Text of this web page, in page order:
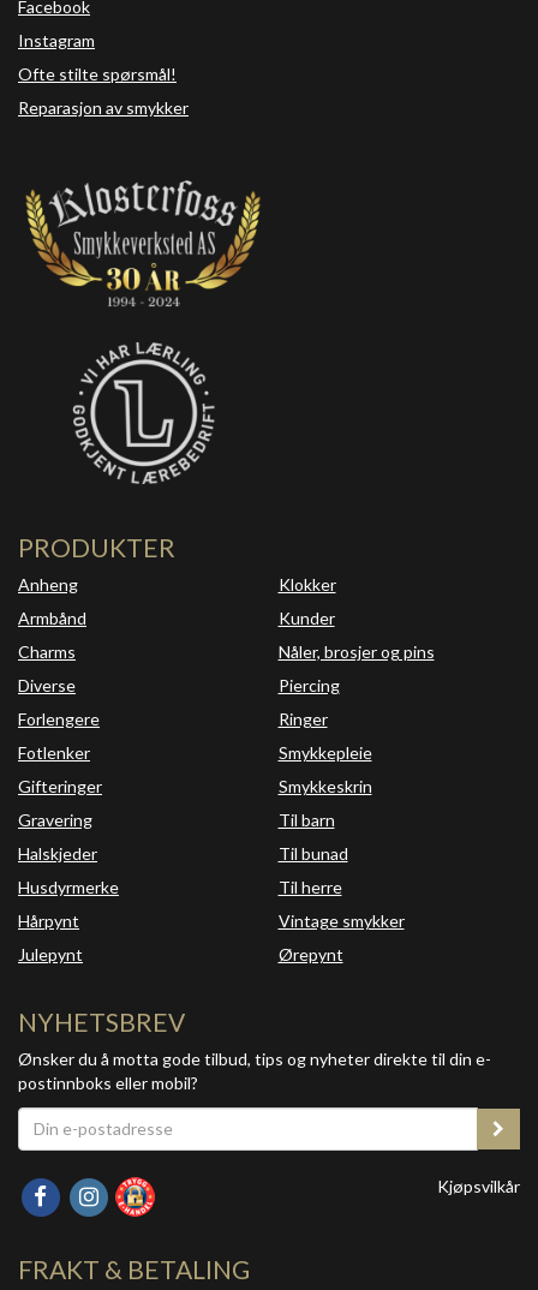
Facebook
Instagram
Ofte stilte spørsmål!
Reparasjon av smykker
PRODUKTER
Anheng
Armbånd
Charms
Diverse
Forlengere
Fotlenker
Gifteringer
Gravering
Halskjeder
Husdyrmerke
Hårpynt
Julepynt
Klokker
Kunder
Nåler, brosjer og pins
Piercing
Ringer
Smykkepleie
Smykkeskrin
Til barn
Til bunad
Til herre
Vintage smykker
Ørepynt
NYHETSBREV
Ønsker du å motta gode tilbud, tips og nyheter direkte til din e-
postinnboks eller mobil?
Kjøpsvilkår
FRAKT & BETALING